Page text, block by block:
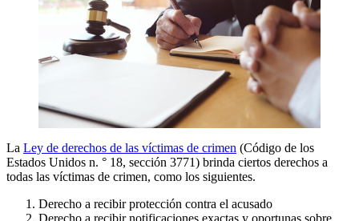
La Ley de derechos de las víctimas de crimen (Código de los
Estados Unidos n. ° 18, sección 3771) brinda ciertos derechos a
todas las víctimas de crimen, como los siguientes.
Derecho a recibir protección contra el acusado